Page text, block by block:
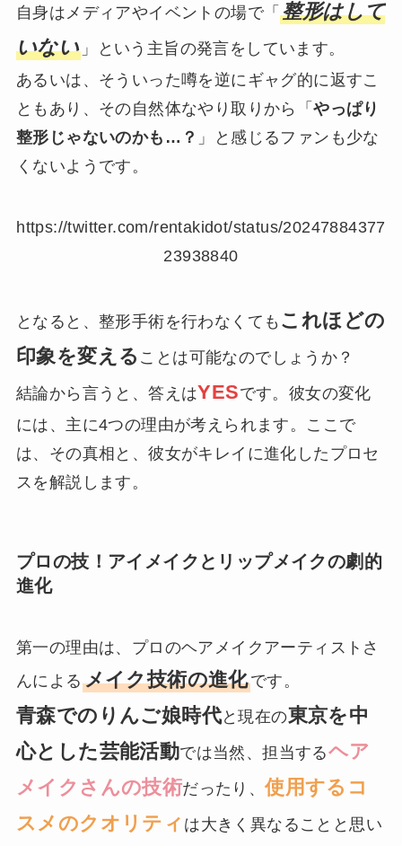
自身はメディアやイベントの場で「整形はして
いない 」という主旨の発言をしています。
あるいは、そういった噂を逆にギャグ的に返すこ
ともあり、その自然体なやり取りから「やっぱり
整形じゃないのかも…？ 」と感じるファンも少な
くないようです。
https://twitter.com/rentakidot/status/20247884377
23938840
となると、整形手術を行わなくても これほどの
印象を変える ことは可能なのでしょうか？
結論から言うと、答えはYESです。彼女の変化
には、主に4つの理由が考えられます。ここで
は、その真相と、彼女がキレイに進化したプロセ
スを解説します。
プロの技！アイメイクとリップメイクの劇的
進化
第一の理由は、プロのヘアメイクアーティストさ
んによる メイク技術の進化です。
青森でのりんご娘時代と現在の東京を中
心とした芸能活動では当然、担当するヘア
メイクさんの技術だったり、使用するコ
スメのクオリティ は大きく異なることと思い